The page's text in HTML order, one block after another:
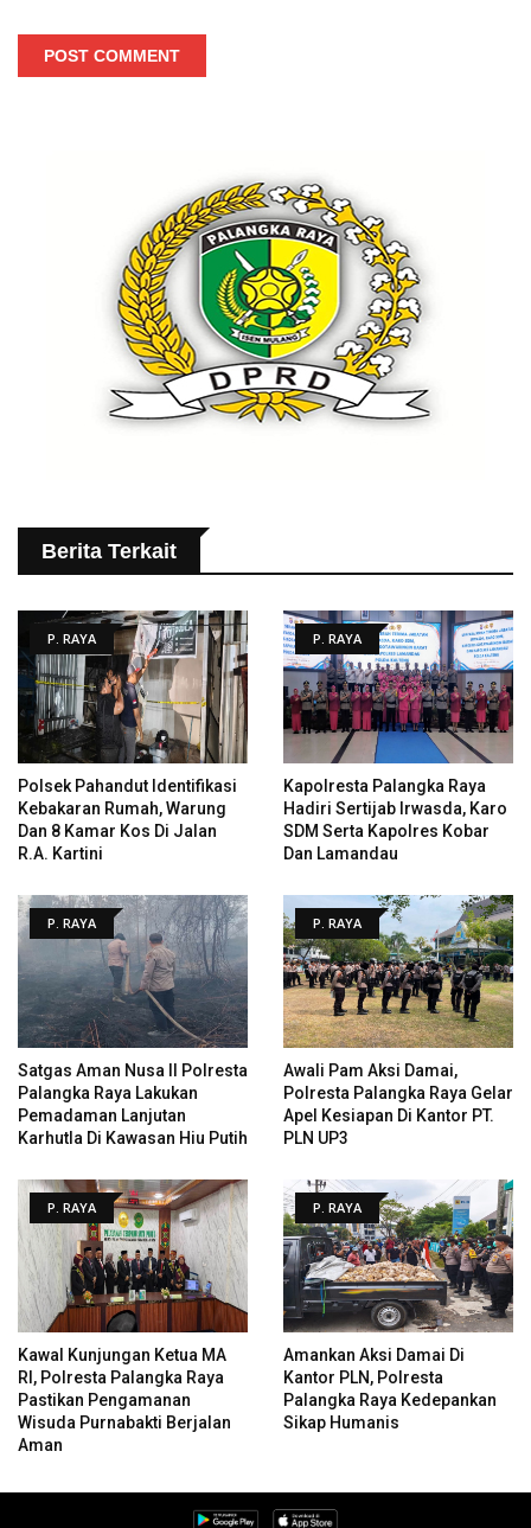
POST COMMENT
Berita Terkait
P. RAYA
Polsek Pahandut Identifikasi
Kebakaran Rumah, Warung
Dan 8 Kamar Kos Di Jalan
R.A. Kartini
P. RAYA
Kapolresta Palangka Raya
Hadiri Sertijab Irwasda, Karo
SDM Serta Kapolres Kobar
Dan Lamandau
P. RAYA
Satgas Aman Nusa II Polresta
Palangka Raya Lakukan
Pemadaman Lanjutan
Karhutla Di Kawasan Hiu Putih
P. RAYA
Awali Pam Aksi Damai,
Polresta Palangka Raya Gelar
Apel Kesiapan Di Kantor PT.
PLN UP3
P. RAYA
Kawal Kunjungan Ketua MA
RI, Polresta Palangka Raya
Pastikan Pengamanan
Wisuda Purnabakti Berjalan
Aman
P. RAYA
Amankan Aksi Damai Di
Kantor PLN, Polresta
Palangka Raya Kedepankan
Sikap Humanis